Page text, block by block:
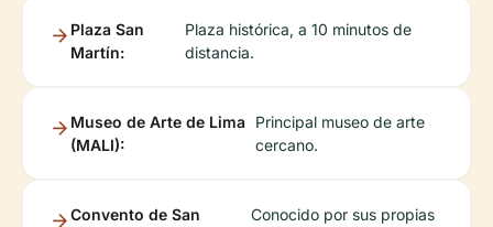
Plaza San
Martín:
Plaza histórica, a 10 minutos de
distancia.
Museo de Arte de Lima
(MALI):
Principal museo de arte
cercano.
Convento de San
Conocido por sus propias